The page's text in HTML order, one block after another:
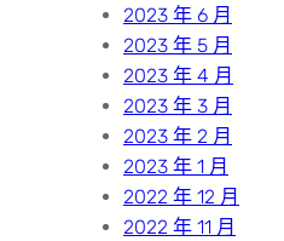
2023 年 6 月
2023 年 5 月
2023 年 4 月
2023 年 3 月
2023 年 2 月
2023 年 1 月
2022 年 12 月
2022 年 11 月